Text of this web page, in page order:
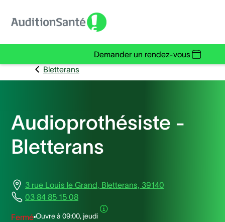
Demander un rendez-vous
Bletterans
Audioprothésiste -
Bletterans
3 rue Louis le Grand, Bletterans, 39140
03 84 85 15 08
Fermé Ouvre à 09:00, jeudi